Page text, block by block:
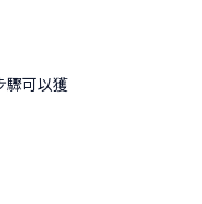
驟可以獲